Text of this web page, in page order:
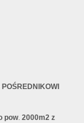
pow. 2000m2 z